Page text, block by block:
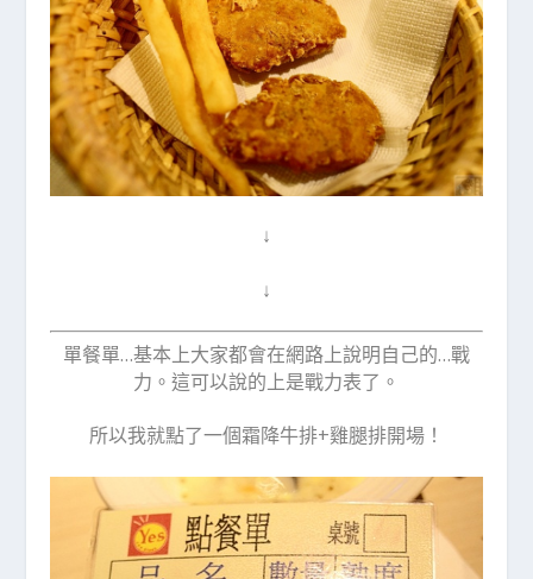
↓
↓
單餐單…基本上大家都會在網路上說明自己的…戰
力。這可以說的上是戰力表了。
所以我就點了一個霜降牛排+雞腿排開場！